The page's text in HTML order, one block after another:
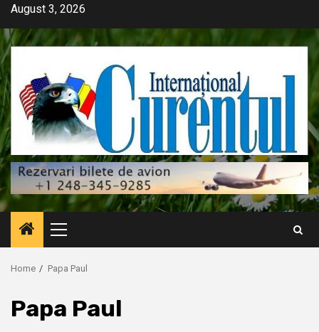
Skip
content
August 3, 2026
Primary
Menu
Home Papa Paul
Papa Paul